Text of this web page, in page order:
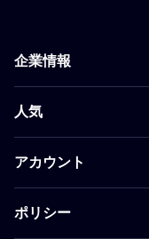
企業情報
人気
アカウント
ポリシー